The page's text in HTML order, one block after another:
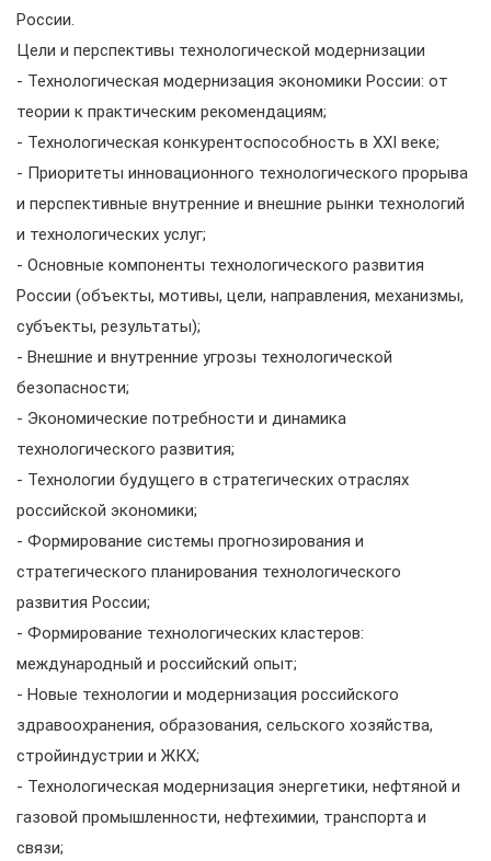
России.
Цели и перспективы технологической модернизации
- Технологическая модернизация экономики России: от
теории к практическим рекомендациям;
- Технологическая конкурентоспособность в XXI веке;
- Приоритеты инновационного технологического прорыва
и перспективные внутренние и внешние рынки технологий
и технологических услуг;
- Основные компоненты технологического развития
России (объекты, мотивы, цели, направления, механизмы,
субъекты, результаты);
- Внешние и внутренние угрозы технологической
безопасности;
- Экономические потребности и динамика
технологического развития;
- Технологии будущего в стратегических отраслях
российской экономики;
- Формирование системы прогнозирования и
стратегического планирования технологического
развития России;
- Формирование технологических кластеров:
международный и российский опыт;
- Новые технологии и модернизация российского
здравоохранения, образования, сельского хозяйства,
стройиндустрии и ЖКХ;
- Технологическая модернизация энергетики, нефтяной и
газовой промышленности, нефтехимии, транспорта и
связи;